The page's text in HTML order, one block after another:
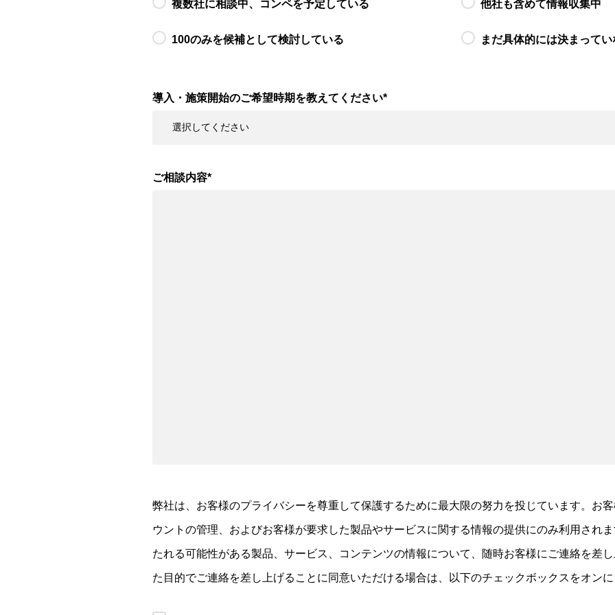
複数社に相談中、コンペを予定している 他社も含めて情報収集中
100のみを候補として検討している まだ具体的には決まってい
導入・施策開始のご希望時期を教えてください*
ご相談内容*
弊社は、お客様のプライバシーを尊重して保護するために最大限の努力を投じています。お
ウントの管理、およびお客様が要求した製品やサービスに関する情報の提供にのみ利用され
たれる可能性がある製品、サービス、コンテンツの情報について、随時お客様にご連絡を差
た目的でご連絡を差し上げることに同意いただける場合は、以下のチェックボックスをオン